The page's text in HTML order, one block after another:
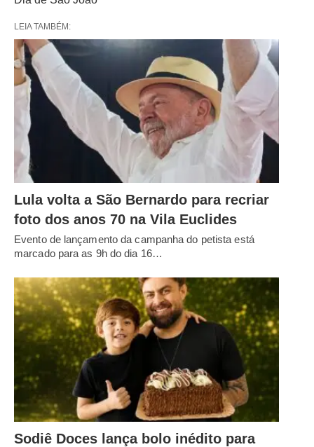
LEIA TAMBÉM:
Lula volta a São Bernardo para recriar
foto dos anos 70 na Vila Euclides
Evento de lançamento da campanha do petista está
marcado para as 9h do dia 16…
Sodiê Doces lança bolo inédito para